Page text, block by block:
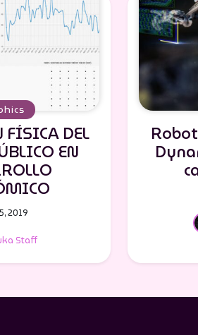
DEL
EN
Staff
2019